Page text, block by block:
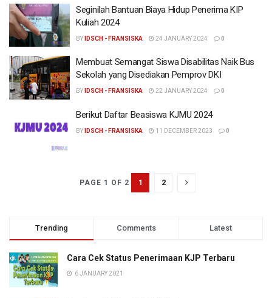
Seginilah Bantuan Biaya Hidup Penerima KIP
Kuliah 2024
BY IDSCH - FRANSISKA 24 JANUARY 2024 0
Membuat Semangat Siswa Disabilitas Naik Bus
Sekolah yang Disediakan Pemprov DKI
BY IDSCH - FRANSISKA 22 JANUARY 2024 0
Berikut Daftar Beasiswa KJMU 2024
BY IDSCH - FRANSISKA 11 DECEMBER 2023 0
PAGE 1 OF 2 1 2
Trending Comments Latest
Cara Cek Status Penerimaan KJP Terbaru
6 JANUARY 2021